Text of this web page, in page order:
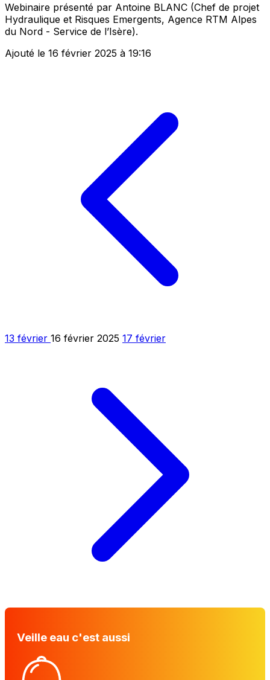
Webinaire présenté par Antoine BLANC (Chef de projet
Hydraulique et Risques Emergents, Agence RTM Alpes
du Nord - Service de l’Isère).
Ajouté le 16 février 2025 à 19:16
13 février 16 février 2025 17 février
Veille eau c'est aussi